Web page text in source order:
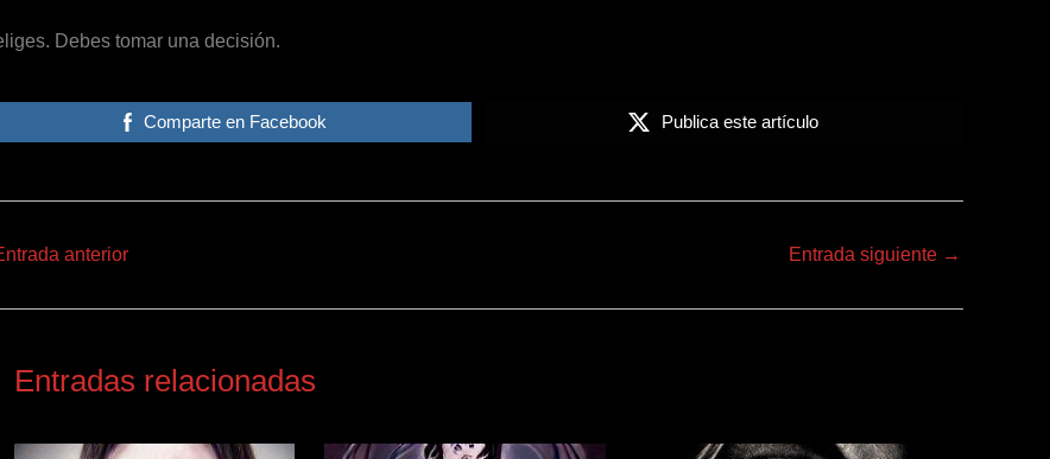
Debes tomar una decisión.
Comparte en Facebook Publica este artículo
anterior Entrada siguiente →
Entradas relacionadas